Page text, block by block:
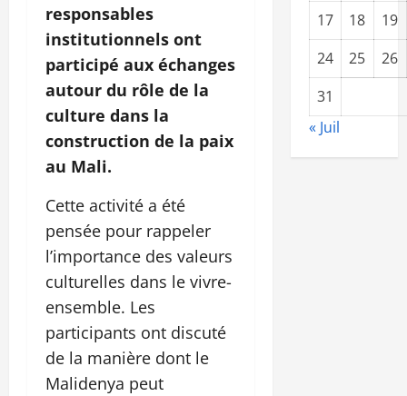
responsables
institutionnels ont
participé aux échanges
autour du rôle de la
culture dans la
construction de la paix
au Mali.
Cette activité a été
pensée pour rappeler
l’importance des valeurs
culturelles dans le vivre-
ensemble. Les
participants ont discuté
de la manière dont le
Malidenya peut
17
18
19
24
25
26
31
« Juil